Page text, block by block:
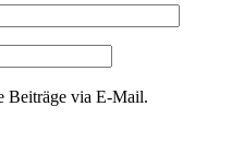
Beiträge via E-Mail.